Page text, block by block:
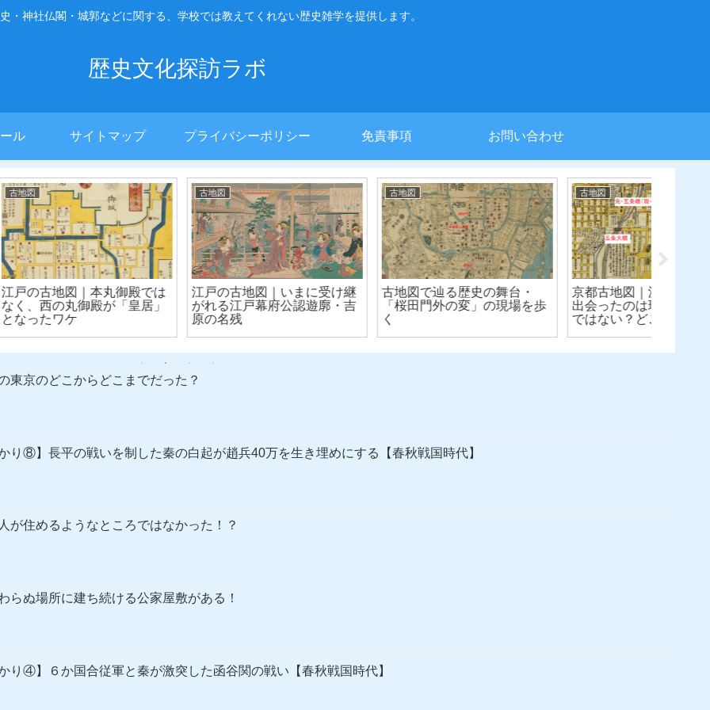
・神社仏閣・城郭などに関する、学校では教えてくれない歴史雑学を提供します。
歴史文化探訪ラボ
ル サイトマップ プライバシーポリシー 免責事項 お問い合わせ
と弁慶が
五条大橋
出会っ
江戸古地図｜明暦の大火を機
に拡大した江戸の町
古地図
京都市上京区｜「今出川」と
呼ばれる川はどこを流れてい
る？｜京都地名由来【古地
世界史
【『キングダム』時代の戦い
を早わかり②】桂陵の戦いを
通じて世にとどろいた斉の軍
東京のどこからどこまでだった？
り⑧】長平の戦いを制した秦の白起が趙兵40万を生き埋めにする【春秋戦国時代】
が住めるようなところではなかった！？
らぬ場所に建ち続ける公家屋敷がある！
り④】６か国合従軍と秦が激突した函谷関の戦い【春秋戦国時代】